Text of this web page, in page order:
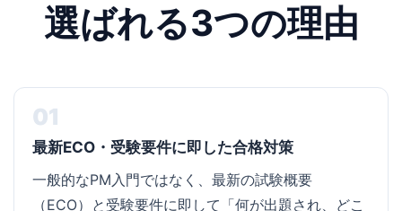
選ばれる3つの理由
01
最新ECO・受験要件に即した合格対策
一般的なPM入門ではなく、最新の試験概要
（ECO）と受験要件に即して「何が出題され、どこ